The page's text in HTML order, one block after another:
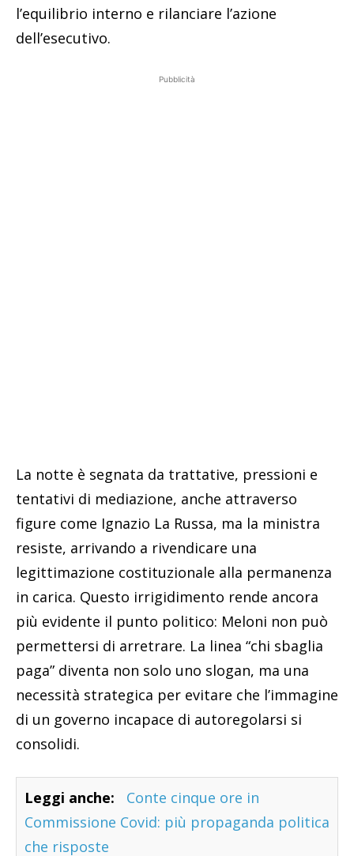
l’equilibrio interno e rilanciare l’azione
dell’esecutivo.
Pubblicità
La notte è segnata da trattative, pressioni e
tentativi di mediazione, anche attraverso
figure come Ignazio La Russa, ma la ministra
resiste, arrivando a rivendicare una
legittimazione costituzionale alla permanenza
in carica. Questo irrigidimento rende ancora
più evidente il punto politico: Meloni non può
permettersi di arretrare. La linea “chi sbaglia
paga” diventa non solo uno slogan, ma una
necessità strategica per evitare che l’immagine
di un governo incapace di autoregolarsi si
consolidi.
Leggi anche:
Conte cinque ore in
Commissione Covid: più propaganda politica
che risposte